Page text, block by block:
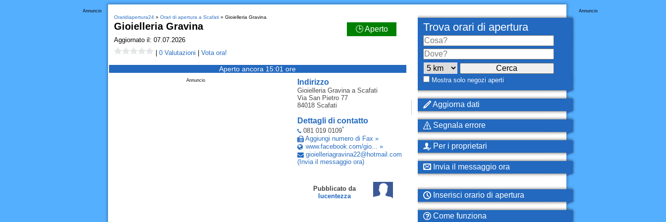
Annuncio
Oraridiapertura24» Orari di apertura a Scafati» Gioielleria Gravina
Gioielleria Gravina 🕒 Aperto
Aggiornato il: 07.07.2026
0 Valutazioni Vota ora!
Aperto ancora 15:01 ore
Indirizzo
Gioielleria Gravinaa Scafati
Via San Pietro 77
84018 Scafati
Dettagli di contatto
081 019 0109*
Aggiungi numero di Fax »
www.facebook.com/gio... »
gioielleriagravina22@ hotmail .com
(Invia il messaggio ora)
Pubblicato da
lucentezza
Annuncio
Annuncio
Trova orari di apertura
Mostra solo negozi aperti
Aggiorna dati
Segnala errore
Per i proprietari
Invia il messaggio ora
Inserisci orario di apertura
Come funziona